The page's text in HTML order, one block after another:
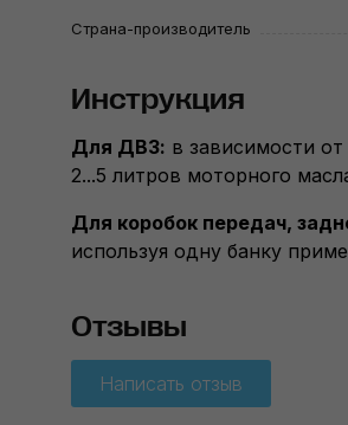
Страна-производитель
Инструкция
Для ДВЗ: в зависимости
2...5 литров моторного
Для коробок передач,
используя одну банку
Отзывы
Написать отзыв